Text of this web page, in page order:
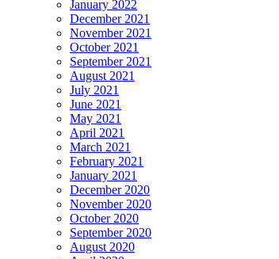
January 2022
December 2021
November 2021
October 2021
September 2021
August 2021
July 2021
June 2021
May 2021
April 2021
March 2021
February 2021
January 2021
December 2020
November 2020
October 2020
September 2020
August 2020